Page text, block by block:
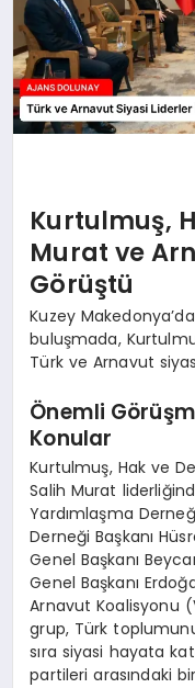
SPOR
YAŞAM
Kurtulmuş,
Murat ve
Görüştü
Kuzey
buluşmada,
Türk ve Arnavut
Önemli
Konular
Kurtulmuş, Hak ve
Salih Murat
Yardımlaşma
Derneği Başkanı
Genel Başkanı
Genel Başkanı
Arnavut Koalisyonu
grup, Türk
sıra siyasi hayata
partileri arasındaki